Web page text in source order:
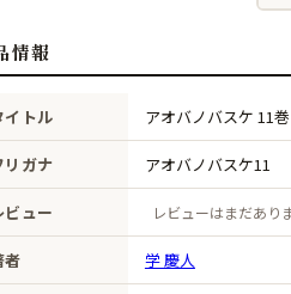
情報
イトル アオバノバスケ 11巻
リガナ アオバノバスケ11
ビュー レビューはまだあり
者 学 慶人